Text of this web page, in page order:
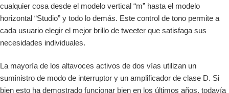
cualquier cosa desde el modelo vertical “m” hasta el modelo
horizontal “Studio” y todo lo demás. Este control de tono permite a
cada usuario elegir el mejor brillo de tweeter que satisfaga sus
necesidades individuales.
La mayoría de los altavoces activos de dos vías utilizan un
suministro de modo de interruptor y un amplificador de clase D. Si
bien esto ha demostrado funcionar bien en los últimos años, todavía